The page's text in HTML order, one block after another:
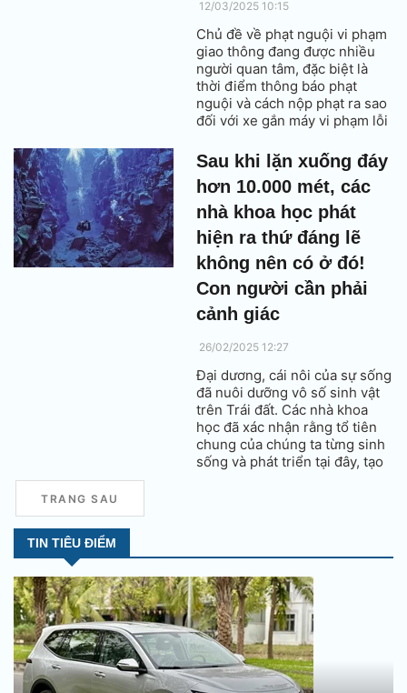
12/03/2025 10:15
Chủ đề về phạt nguội vi phạm
giao thông đang được nhiều
người quan tâm, đặc biệt là
thời điểm thông báo phạt
nguội và cách nộp phạt ra sao
đối với xe gắn máy vi phạm lỗi
Sau khi lặn xuống đáy
hơn 10.000 mét, các
nhà khoa học phát
hiện ra thứ đáng lẽ
không nên có ở đó!
Con người cần phải
cảnh giác
26/02/2025 12:27
Đại dương, cái nôi của sự sống
đã nuôi dưỡng vô số sinh vật
trên Trái đất. Các nhà khoa
học đã xác nhận rằng tổ tiên
chung của chúng ta từng sinh
sống và phát triển tại đây, tạo
TRANG SAU
TIN TIÊU ĐIỂM